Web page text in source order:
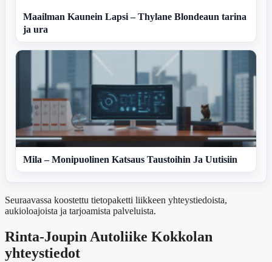
Maailman Kaunein Lapsi – Thylane Blondeaun tarina
ja ura
Mila – Monipuolinen Katsaus Taustoihin Ja Uutisiin
Seuraavassa koostettu tietopaketti liikkeen yhteystiedoista,
aukioloajoista ja tarjoamista palveluista.
Rinta-Joupin Autoliike Kokkolan
yhteystiedot